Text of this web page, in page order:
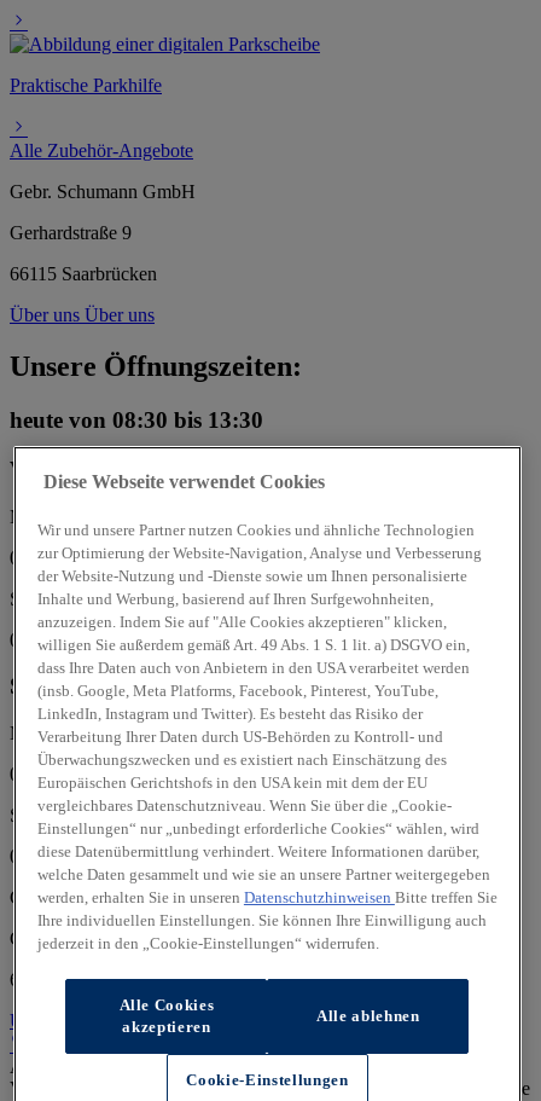
Praktische Parkhilfe
Alle Zubehör-Angebote
Gebr. Schumann GmbH
Gerhardstraße 9
66115 Saarbrücken
Über uns Über uns
Unsere Öffnungszeiten:
heute von 08:30 bis 13:30
Verkauf
Mo, Di, Mi, Do, Fr:
08:00 - 18:00 Uhr
Sa:
08:30 - 13:30 Uhr
Service
Mo, Di, Mi, Do, Fr:
07:30 - 17:00 Uhr
Sa:
08:30 - 13:30 Uhr
Gebr. Schumann GmbH
Gerhardstraße 9
66115 Saarbrücken
Über uns
Über uns
Angebote gültig vom 01.06.2026 bis 30.09.2026 Nur solange der
Vorrat reicht. Irrtümer vorbehalten. Individuelle Händlerpreise sowie
Diese Webseite verwendet Cookies
Wir und unsere Partner nutzen Cookies und ähnliche Technologien
zur Optimierung der Website-Navigation, Analyse und Verbesserung
der Website-Nutzung und -Dienste sowie um Ihnen personalisierte
Inhalte und Werbung, basierend auf Ihren Surfgewohnheiten,
anzuzeigen. Indem Sie auf "Alle Cookies akzeptieren" klicken,
willigen Sie außerdem gemäß Art. 49 Abs. 1 S. 1 lit. a) DSGVO ein,
dass Ihre Daten auch von Anbietern in den USA verarbeitet werden
(insb. Google, Meta Platforms, Facebook, Pinterest, YouTube,
LinkedIn, Instagram und Twitter). Es besteht das Risiko der
Verarbeitung Ihrer Daten durch US-Behörden zu Kontroll- und
Überwachungszwecken und es existiert nach Einschätzung des
Europäischen Gerichtshofs in den USA kein mit dem der EU
vergleichbares Datenschutzniveau. Wenn Sie über die „Cookie-
Einstellungen“ nur „unbedingt erforderliche Cookies“ wählen, wird
diese Datenübermittlung verhindert. Weitere Informationen darüber,
welche Daten gesammelt und wie sie an unsere Partner weitergegeben
werden, erhalten Sie in unseren Datenschutzhinweisen Bitte treffen Sie
Ihre individuellen Einstellungen. Sie können Ihre Einwilligung auch
jederzeit in den „Cookie-Einstellungen“ widerrufen.
Alle Cookies
akzeptieren
Alle ablehnen
Cookie-Einstellungen